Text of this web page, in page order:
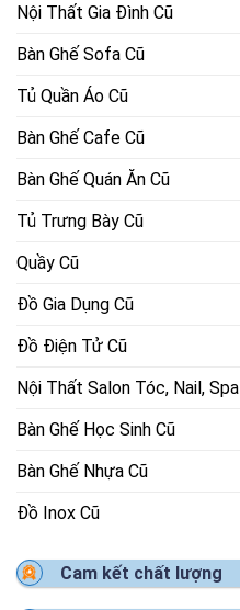
Nội Thất Gia Đình Cũ
Bàn Ghế Sofa Cũ
Tủ Quần Áo Cũ
Bàn Ghế Cafe Cũ
Bàn Ghế Quán Ăn Cũ
Tủ Trưng Bày Cũ
Quầy Cũ
Đồ Gia Dụng Cũ
Đồ Điện Tử Cũ
Nội Thất Salon Tóc, Nail, Spa
Bàn Ghế Học Sinh Cũ
Bàn Ghế Nhựa Cũ
Đồ Inox Cũ
Cam kết chất lượng